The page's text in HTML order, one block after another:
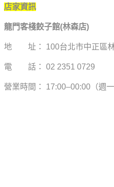
店家資訊
龍門客棧餃子館(林森店)
地 址： 100台北市中正區林
電 話： 02 2351 0729
營業時間： 17:00–00:00（週一